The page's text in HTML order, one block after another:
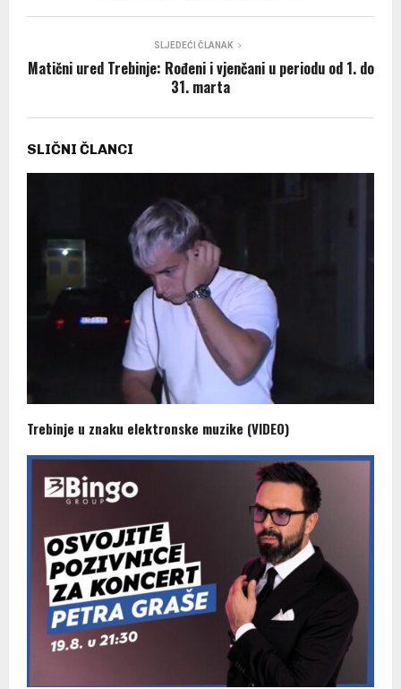
SLJEDEĆI ČLANAK
Matični ured Trebinje: Rođeni i vjenčani u periodu od 1. do
31. marta
SLIČNI ČLANCI
Trebinje u znaku elektronske muzike (VIDEO)